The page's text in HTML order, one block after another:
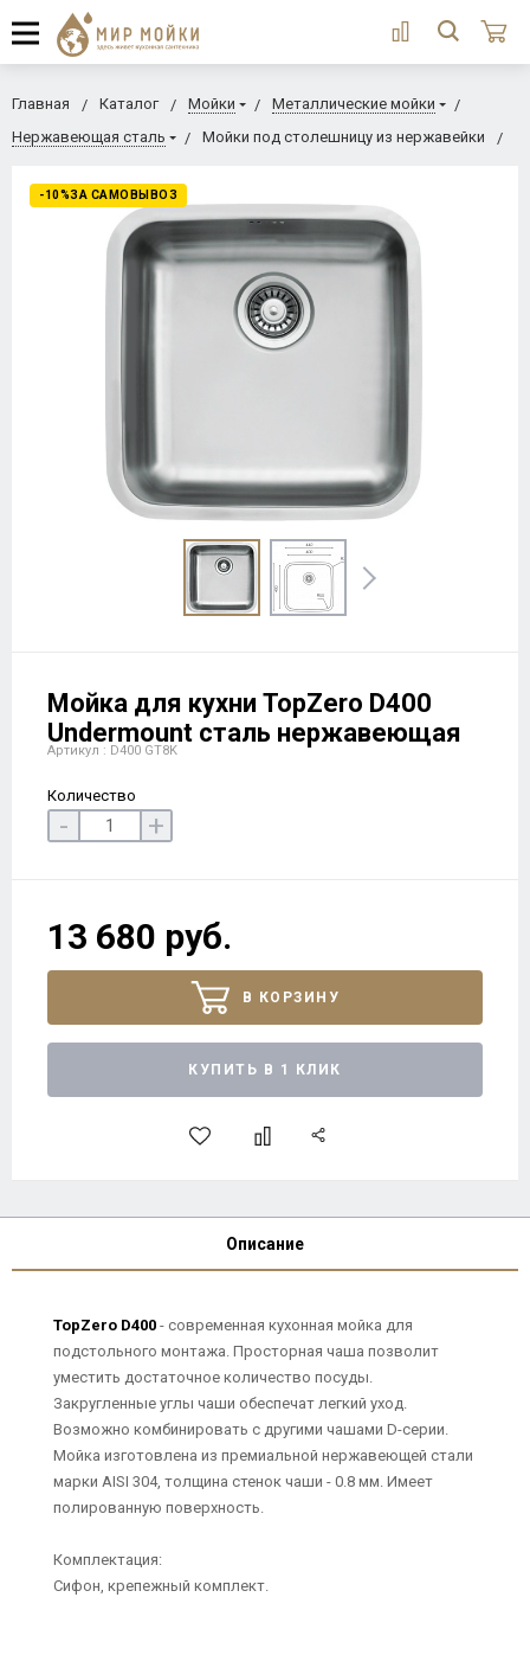
Главная Каталог Мойки
Металлические мойки
Нержавеющая сталь
Мойки под столешницу из нержавейки
-10%ЗА САМОВЫВОЗ
Мойка для кухни TopZero D400
Undermount сталь нержавеющая
Артикул : D400 GT8K
Количество
- +
13 680 руб.
В КОРЗИНУ
КУПИТЬ В 1 КЛИК
Описание
TopZero D400 - современная кухонная мойка для
подстольного монтажа. Просторная чаша позволит
уместить достаточное количество посуды.
Закругленные углы чаши обеспечат легкий уход.
Возможно комбинировать с другими чашами D-серии.
Мойка изготовлена из премиальной нержавеющей стали
марки AISI 304, толщина стенок чаши - 0.8 мм. Имеет
полированную поверхность.
Комплектация:
Сифон, крепежный комплект.